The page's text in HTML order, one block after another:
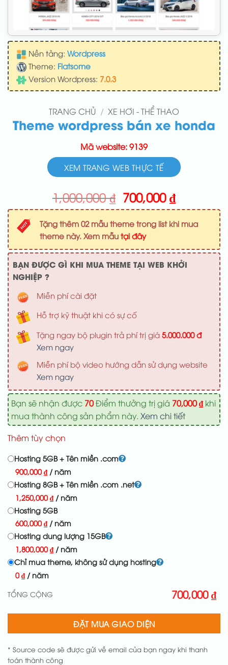
Nền tảng: Wordpress
Theme: Flatsome
Version Wordpress: 7.0.3
TRANG CHỦ / XE HƠI - THỂ THAO
Theme wordpress bán xe honda
Mã website: 9139
XEM TRANG WEB THỰC TẾ
1,000,000₫ Giá
gốc
là:
1,000,000 ₫.
700,000₫Giá
hiện
tại
700,000
Tặng thêm 02 mẫu theme trong list khi mua
theme này. Xem mẫu tại đây
BẠN ĐƯỢC GÌ KHI MUA THEME TẠI WEB KHỞI
NGHIỆP ?
Miễn phí cài đặt
Hỗ trợ kỹ thuật khi có sự cố
Tặng ngay bộ plugin trả phí trị giá 5.000.000 đ
Xem ngay
Miễn phí bộ video hướng dẫn sử dụng website
Xem ngay
Bạn sẽ nhận được 70Điểm thưởng trị giá 70,000₫khi
mua thành công sản phẩm này. Xem chi tiết
Thêm tùy chọn
Hosting 5GB + Tên miền .com
900,000₫ / năm
Hosting 8GB + Tên miền .com .net
1,250,000₫ / năm
Hosting 5GB
600,000₫ / năm
Hosting dung lượng 15GB
1,800,000₫ / năm
Chỉ mua theme, không sử dụng hosting
0₫ / năm
TỔNG CỘNG
700,000₫
ĐẶT MUA GIAO DIỆN
* Source code sẽ được gửi về email của bạn ngay khi thanh
toán thành công